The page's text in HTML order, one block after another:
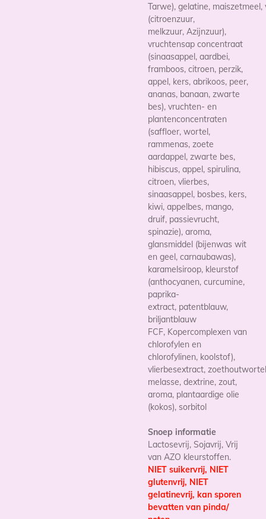
Tarwe), gelatine, maiszetmeel,
(citroenzuur,
melkzuur, Azijnzuur),
vruchtensap concentraat
(sinaasappel, aardbei,
framboos, citroen, perzik,
appel, kers, abrikoos, peer,
ananas, banaan, zwarte
bes), vruchten- en
plantenconcentraten
(saffloer, wortel,
rammenas, zoete
aardappel, zwarte bes,
hibiscus, appel, spirulina,
citroen, vlierbes,
sinaasappel, bosbes, kers,
kiwi, appelbes, mango,
druif, passievrucht,
spinazie), aroma,
glansmiddel (bijenwas wit
en geel, carnaubawas),
karamelsiroop, kleurstof
(anthocyanen, curcumine,
paprika-
extract, patentblauw,
briljantblauw
FCF, Kopercomplexen van
chlorofylen en
chlorofylinen, koolstof),
vlierbesextract,
melasse, dextrine, zout,
aroma, plantaardige olie
(kokos), sorbitol
Snoep informatie
Lactosevrij, Sojavrij, Vrij
van AZO kleurstoffen.
NIET suikervrij, NIET
glutenvrij, NIET
gelatinevrij, kan sporen
bevatten van pinda/